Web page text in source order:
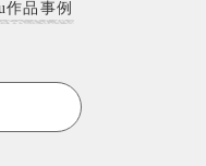
作品事例